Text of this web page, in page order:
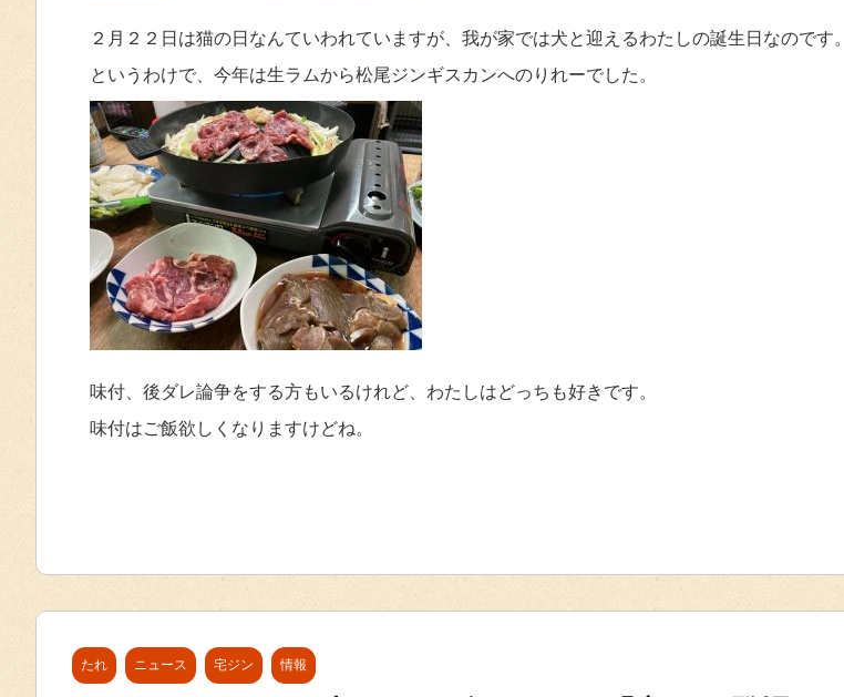
２月２２日は猫の日なんていわれていますが、我が家では犬と迎えるわたしの誕生日なのです。
というわけで、今年は生ラムから松尾ジンギスカンへのりれーでした。
味付、後ダレ論争をする方もいるけれど、わたしはどっちも好きです。
味付はご飯欲しくなりますけどね。
たれ ニュース 宅ジン 情報